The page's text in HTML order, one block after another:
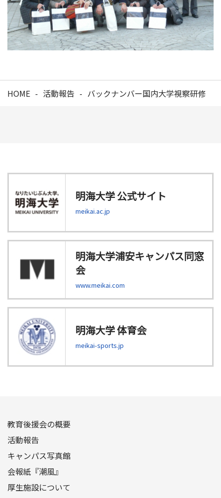
HOME 活動報告 バックナンバー国内大学視察研修
明海大学 公式サイト
meikai.ac.jp
明海大学浦安キャンパス同窓
会
www.meikai.com
明海大学 体育会
meikai-sports.jp
教育後援会の概要
活動報告
キャンパス写真館
会報紙『潮風』
厚生施設について